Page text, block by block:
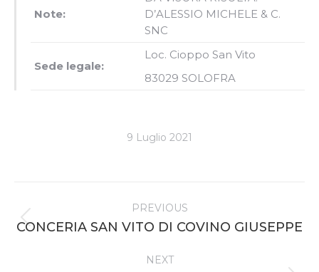
Note:
D’ALESSIO MICHELE & C.
SNC
Sede legale:
Loc. Cioppo San Vito
83029 SOLOFRA
9 Luglio 2021
navigation
PREVIOUS
Previous
CONCERIA SAN VITO DI COVINO GIUSEPPE
NEXT